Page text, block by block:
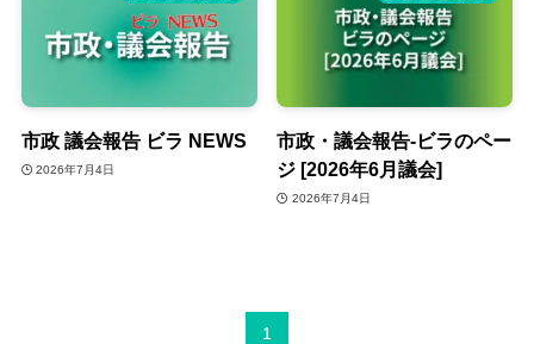
市政 議会報告 ビラ NEWS
2026年7月4日
市政・議会報告‐ビラのペー
ジ [2026年6月議会]
2026年7月4日
1